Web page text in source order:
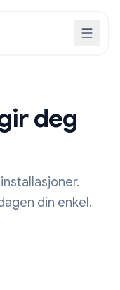
deg
din enkel.